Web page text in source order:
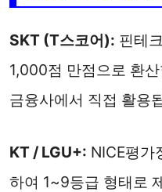
SKT (T스코어): 핀테
1,000점 만점으로 환
금융사에서 직접 활용
KT / LGU+: NICE평가
하여 1~9등급 형태로